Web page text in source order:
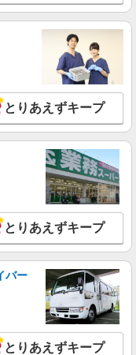
とりあえずキープ
とりあえずキープ
バー
とりあえずキープ